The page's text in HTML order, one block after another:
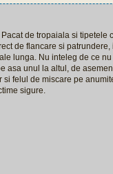
de tropaiala si tipetele
de flancare si
lunga. Nu inteleg de ce
asa unul la altul, de
felul de miscare pe
sigure.